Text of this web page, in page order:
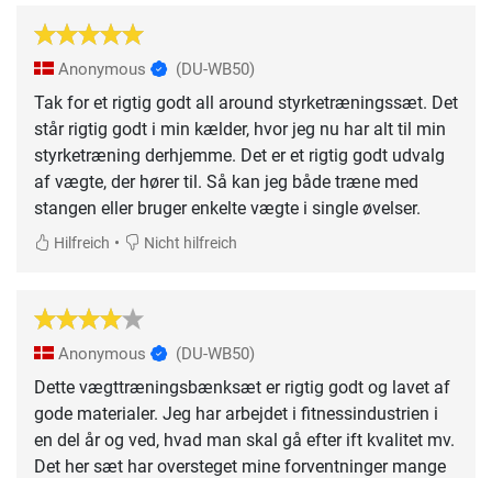
Anonymous (DU-WB50)
Tak for et rigtig godt all around styrketræningssæt. Det
står rigtig godt i min kælder, hvor jeg nu har alt til min
styrketræning derhjemme. Det er et rigtig godt udvalg
af vægte, der hører til. Så kan jeg både træne med
stangen eller bruger enkelte vægte i single øvelser.
Hilfreich • Nicht hilfreich
Anonymous (DU-WB50)
Dette vægttræningsbænksæt er rigtig godt og lavet af
gode materialer. Jeg har arbejdet i fitnessindustrien i
en del år og ved, hvad man skal gå efter ift kvalitet mv.
Det her sæt har oversteget mine forventninger mange